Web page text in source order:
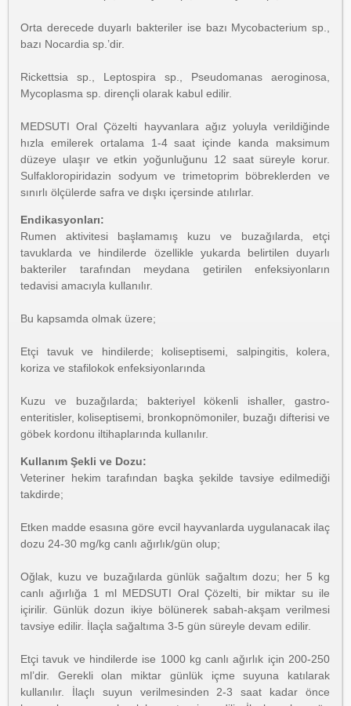
Orta derecede duyarlı bakteriler ise bazı Mycobacterium sp.,
bazı Nocardia sp.’dir.
Rickettsia sp., Leptospira sp., Pseudomanas aeroginosa,
Mycoplasma sp. dirençli olarak kabul edilir.
MEDSUTI Oral Çözelti hayvanlara ağız yoluyla verildiğinde
hızla emilerek ortalama 1-4 saat içinde kanda maksimum
düzeye ulaşır ve etkin yoğunluğunu 12 saat süreyle korur.
Sulfakloropiridazin sodyum ve trimetoprim böbreklerden ve
sınırlı ölçülerde safra ve dışkı içersinde atılırlar.
Endikasyonları:
Rumen aktivitesi başlamamış kuzu ve buzağılarda, etçi
tavuklarda ve hindilerde özellikle yukarda belirtilen duyarlı
bakteriler tarafından meydana getirilen enfeksiyonların
tedavisi amacıyla kullanılır.
Bu kapsamda olmak üzere;
Etçi tavuk ve hindilerde; koliseptisemi, salpingitis, kolera,
koriza ve stafilokok enfeksiyonlarında
Kuzu ve buzağılarda; bakteriyel kökenli ishaller, gastro-
enteritisler, koliseptisemi, bronkopnömoniler, buzağı difterisi ve
göbek kordonu iltihaplarında kullanılır.
Kullanım Şekli ve Dozu:
Veteriner hekim tarafından başka şekilde tavsiye edilmediği
takdirde;
Etken madde esasına göre evcil hayvanlarda uygulanacak ilaç
dozu 24-30 mg/kg canlı ağırlık/gün olup;
Oğlak, kuzu ve buzağılarda günlük sağaltım dozu; her 5 kg
canlı ağırlığa 1 ml MEDSUTI Oral Çözelti, bir miktar su ile
içirilir. Günlük dozun ikiye bölünerek sabah-akşam verilmesi
tavsiye edilir. İlaçla sağaltıma 3-5 gün süreyle devam edilir.
Etçi tavuk ve hindilerde ise 1000 kg canlı ağırlık için 200-250
ml’dir. Gerekli olan miktar günlük içme suyuna katılarak
kullanılır. İlaçlı suyun verilmesinden 2-3 saat kadar önce